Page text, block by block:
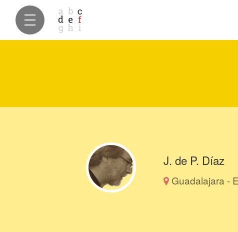
J. de P. Díaz
Guadalajara -